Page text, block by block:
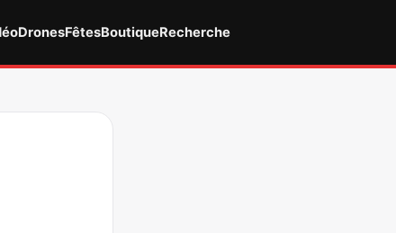
DronesFêtesBoutiqueRecherche